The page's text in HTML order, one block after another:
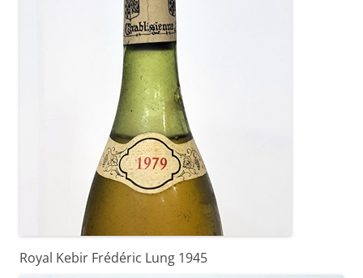
Royal Kebir Frédéric Lung 1945